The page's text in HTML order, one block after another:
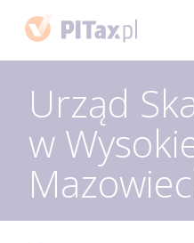
Urząd
w